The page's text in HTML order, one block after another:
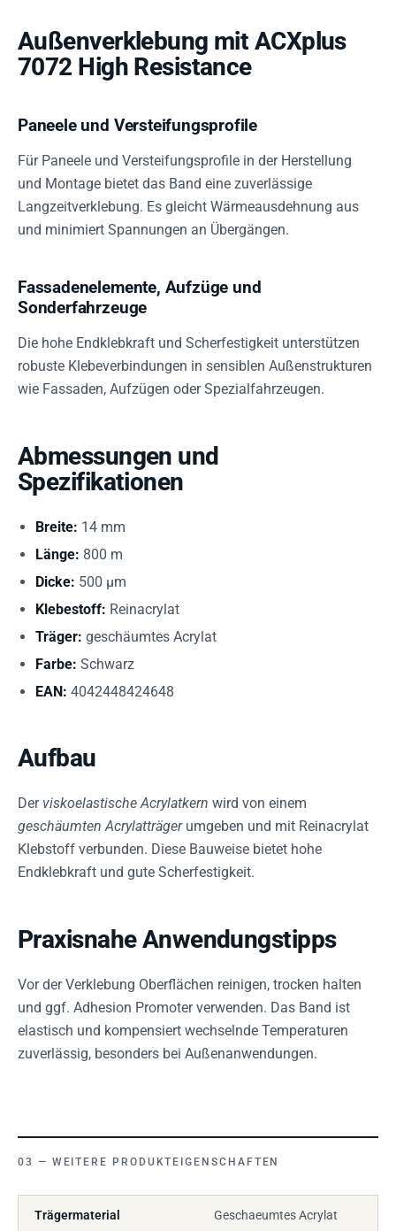
Außenverklebung mit ACXplus
7072 High Resistance
Paneele und Versteifungsprofile
Für Paneele und Versteifungsprofile in der Herstellung
und Montage bietet das Band eine zuverlässige
Langzeitverklebung. Es gleicht Wärmeausdehnung aus
und minimiert Spannungen an Übergängen.
Fassadenelemente, Aufzüge und
Sonderfahrzeuge
Die hohe Endklebkraft und Scherfestigkeit unterstützen
robuste Klebeverbindungen in sensiblen Außenstrukturen
wie Fassaden, Aufzügen oder Spezialfahrzeugen.
Abmessungen und
Spezifikationen
Breite: 14 mm
Länge: 800 m
Dicke: 500 µm
Klebestoff: Reinacrylat
Träger: geschäumtes Acrylat
Farbe: Schwarz
EAN: 4042448424648
Aufbau
Der viskoelastische Acrylatkern wird von einem
geschäumten Acrylatträgerumgeben und mit Reinacrylat
Klebstoff verbunden. Diese Bauweise bietet hohe
Endklebkraft und gute Scherfestigkeit.
Praxisnahe Anwendungstipps
Vor der Verklebung Oberflächen reinigen, trocken halten
und ggf. Adhesion Promoter verwenden. Das Band ist
elastisch und kompensiert wechselnde Temperaturen
zuverlässig, besonders bei Außenanwendungen.
WEITERE PRODUKTEIGENSCHAFTEN
Trägermaterial Geschaeumtes Acrylat